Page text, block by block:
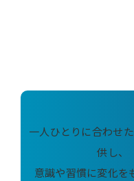
一人ひとりに合わせ
供し、
意識や習慣に変化を